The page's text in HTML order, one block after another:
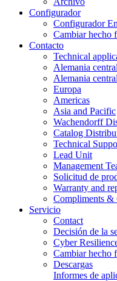
Configurador
Configurador
Cambiar hecho
Contacto
Technical
Alemania
Alemania
Europa
Americas
Asia and Pacific
Wachendorff
Catalog
Technical
Lead Unit
Management
Solicitud de
Warranty and
Compliments &
Servicio
Contact
Decisión de la
Cyber
Cambiar hecho
Descargas
Informes de